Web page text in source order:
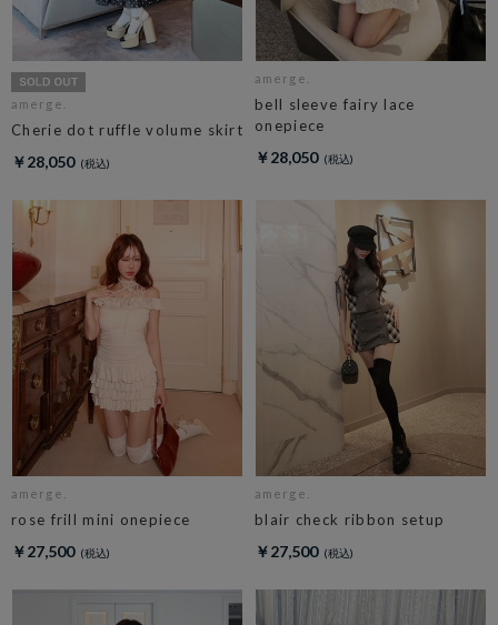
amerge.
Cherie dot ruffle volume skirt
￥28,050
amerge.
bell sleeve fairy lace
onepiece
￥28,050
amerge.
rose frill mini onepiece
￥27,500
amerge.
blair check ribbon setup
￥27,500